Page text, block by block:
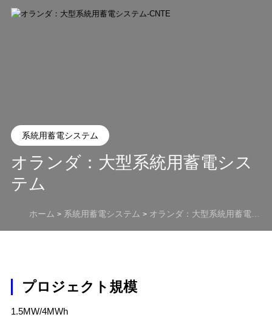
系統用蓄電システム
オランダ：大型系統用蓄電シス
テム
ホーム > 系統用蓄電システム > オランダ：大型系統用蓄電システム
プロジェクト規模
1.5MW/4MWh